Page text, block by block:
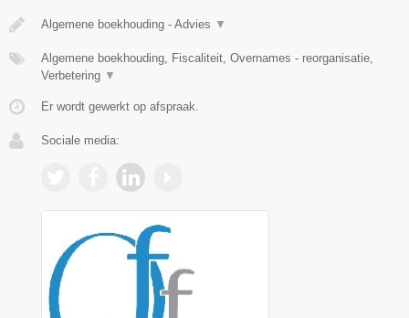
Algemene boekhouding - Advies ▼
Algemene boekhouding, Fiscaliteit, Overnames - reorganisatie,
Verbetering ▼
Er wordt gewerkt op afspraak.
Sociale media: